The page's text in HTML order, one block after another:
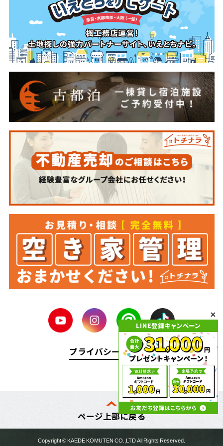
プライバシーポリシー
ページ上部に戻る
Copyright ©KAEDE KOMUTENCO.,LTD All Rights Reserved.